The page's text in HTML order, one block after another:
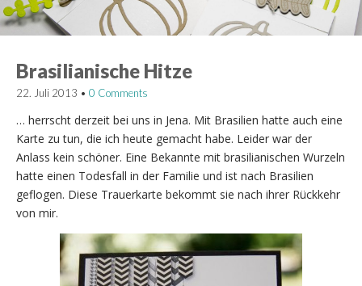
Brasilianische Hitze
22. Juli 2013 • 0 Comments
… herrscht derzeit bei uns in Jena. Mit Brasilien hatte auch eine
Karte zu tun, die ich heute gemacht habe. Leider war der
Anlass kein schöner. Eine Bekannte mit brasilianischen Wurzeln
hatte einen Todesfall in der Familie und ist nach Brasilien
geflogen. Diese Trauerkarte bekommt sie nach ihrer Rückkehr
von mir.